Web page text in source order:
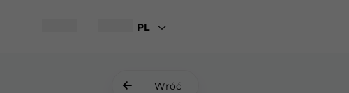
PL
Wróć